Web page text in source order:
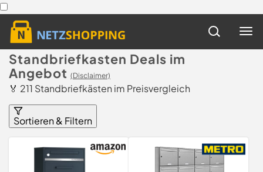
Standbriefkasten Deals im
Angebot (Disclaimer)
🏅 211 Standbriefkästen im Preisvergleich
Sortieren & Filtern